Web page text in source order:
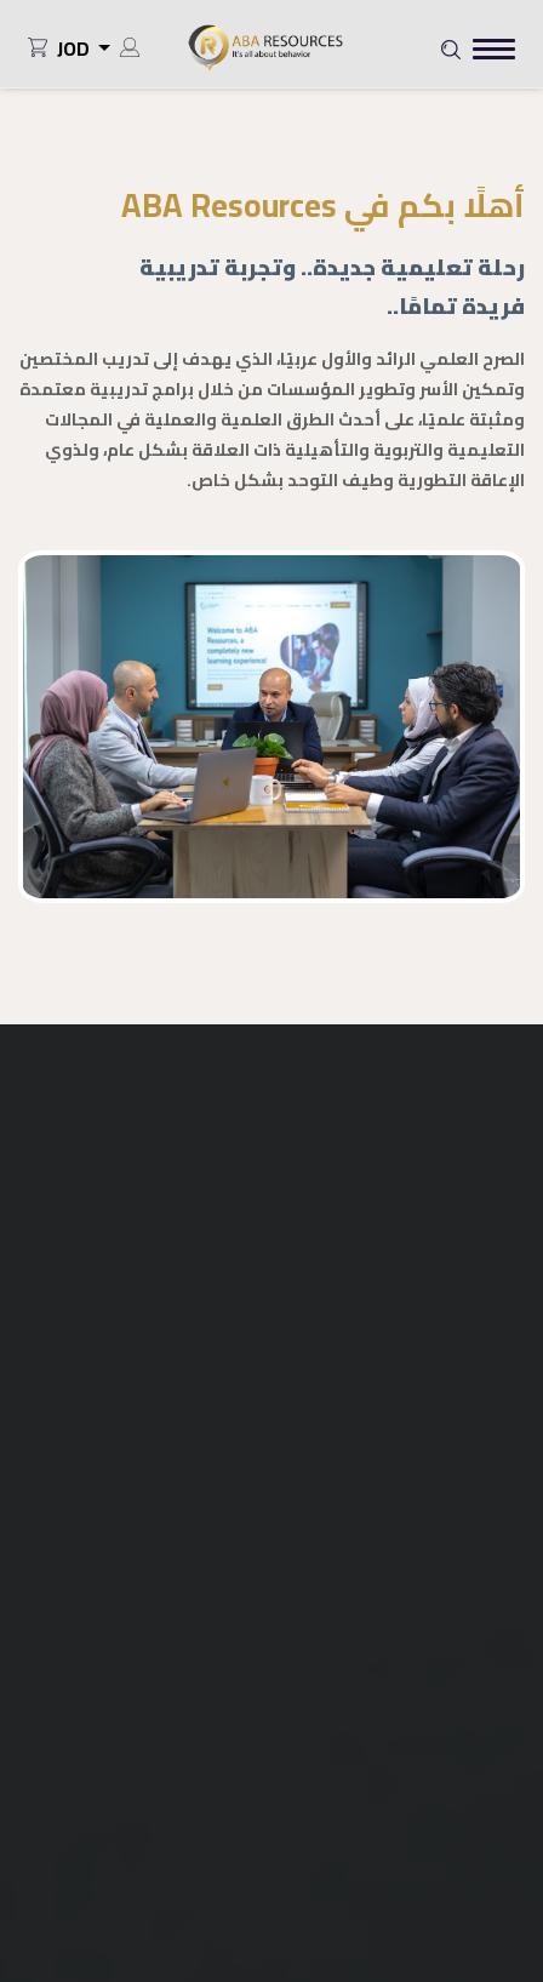
JOD
أهلًا بكم في ABA Resources
رحلة تعليمية جديدة.. وتجربة تدريبية
فريدة تمامًا..
الصرح العلمي الرائد والأول عربيًا، الذي يهدف إلى تدريب المختصين
وتمكين الأسر وتطوير المؤسسات من خلال برامج تدريبية معتمدة
ومثبتة علميًا، على أحدث الطرق العلمية والعملية في المجالات
التعليمية والتربوية والتأهيلية ذات العلاقة بشكل عام، ولذوي
الإعاقة التطورية وطيف التوحد بشكل خاص.